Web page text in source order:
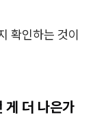
확인하는 것이
게 더 나은가